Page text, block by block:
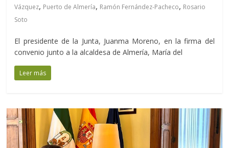
Vázquez, Puerto de Almería, Ramón Fernández-Pacheco, Rosario
Soto
El presidente de la Junta, Juanma Moreno, en la firma del
convenio junto a la alcaldesa de Almería, María del
Leer más